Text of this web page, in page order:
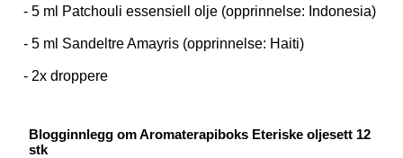
- 5 ml Patchouli essensiell olje (opprinnelse: Indonesia)
- 5 ml Sandeltre Amayris (opprinnelse: Haiti)
- 2x droppere
Blogginnlegg om Aromaterapiboks Eteriske oljesett 12
stk